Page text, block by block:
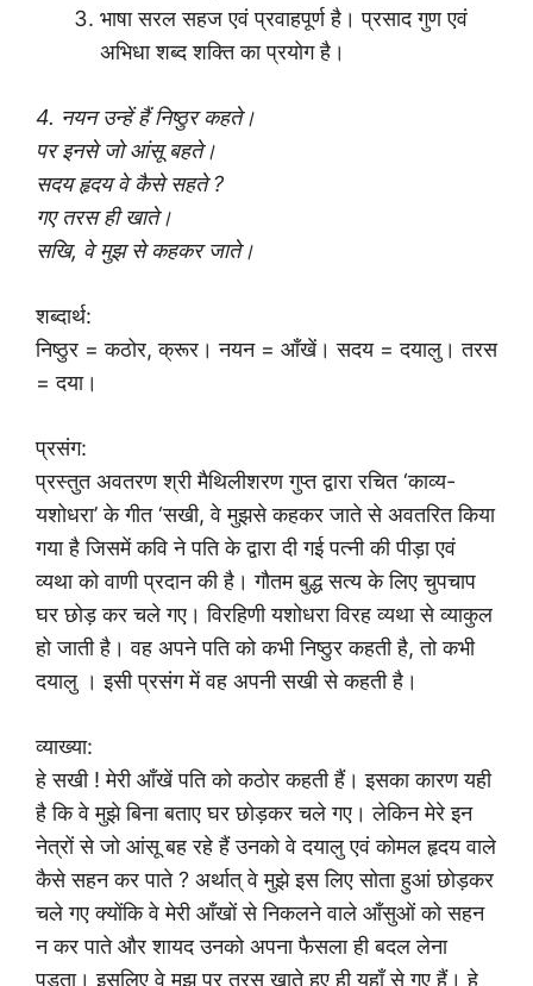
भाषा सरल सहज एवं प्रवाहपूर्ण है। प्रसाद गुण एवं
अभिधा शब्द शक्ति का प्रयोग है।
4. नयन उन्हें हैं निष्ठुर कहते।
पर इनसे जो आंसू बहते।
सदय हृदय वे कैसे सहते ?
गए तरस ही खाते।
सखि, वे मुझ से कहकर जाते।
शब्दार्थ:
निष्ठुर = कठोर, क्रूर। नयन = आँखें। सदय = दयालु। तरस
= दया।
प्रसंग:
प्रस्तुत अवतरण श्री मैथिलीशरण गुप्त द्वारा रचित ‘काव्य-
यशोधरा’ के गीत ‘सखी, वे मुझसे कहकर जाते से अवतरित किया
गया है जिसमें कवि ने पति के द्वारा दी गई पत्नी की पीड़ा एवं
व्यथा को वाणी प्रदान की है। गौतम बुद्ध सत्य के लिए चुपचाप
घर छोड़ कर चले गए। विरहिणी यशोधरा विरह व्यथा से व्याकुल
हो जाती है। वह अपने पति को कभी निष्ठुर कहती है, तो कभी
दयालु । इसी प्रसंग में वह अपनी सखी से कहती है।
व्याख्या:
हे सखी ! मेरी आँखें पति को कठोर कहती हैं। इसका कारण यही
है कि वे मुझे बिना बताए घर छोड़कर चले गए। लेकिन मेरे इन
नेत्रों से जो आंसू बह रहे हैं उनको वे दयालु एवं कोमल हृदय वाले
कैसे सहन कर पाते ? अर्थात् वे मुझे इस लिए सोता हुआं छोड़कर
चले गए क्योंकि वे मेरी आँखों से निकलने वाले आँसुओं को सहन
न कर पाते और शायद उनको अपना फैसला ही बदल लेना
पड़ता। इसलिए वे मुझ पर तरस खाते हुए ही यहाँ से गए हैं। हे